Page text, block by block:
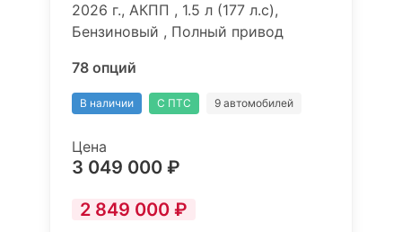
2026 г., АКПП , 1.5 л (177 л.с),
Бензиновый , Полный привод
78 опций
В наличии С ПТС 9 автомобилей
Цена
3 049 000 ₽
2 849 000 ₽